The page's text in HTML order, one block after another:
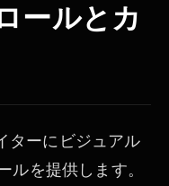
ールとカ
ターにビジュアル
ルを提供します。